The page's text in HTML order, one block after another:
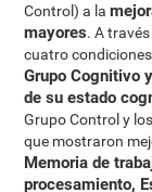
Control) a la
mayores. A
cuatro
Grupo Cognitivo
de su estado
Grupo Control y
que mostraron
Memoria de
procesamiento,